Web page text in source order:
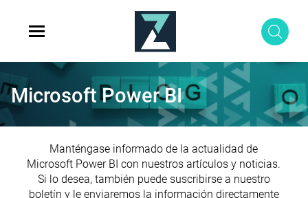
Microsoft Power BI
Manténgase informado de la actualidad de
Microsoft Power BI con nuestros artículos y noticias.
Si lo desea, también puede suscribirse a nuestro
boletín y le enviaremos la información directamente